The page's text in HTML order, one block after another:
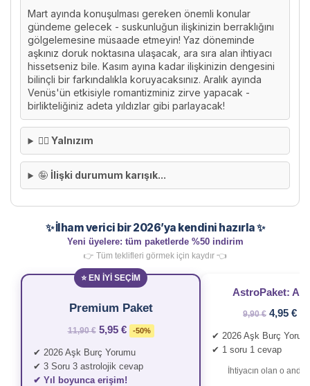
Mart ayında konuşulması gereken önemli konular
gündeme gelecek - suskunluğun ilişkinizin berraklığını
gölgelemesine müsaade etmeyin! Yaz döneminde
aşkınız doruk noktasına ulaşacak, ara sıra alan ihtiyacı
hissetseniz bile. Kasım ayına kadar ilişkinizin dengesini
bilinçli bir farkındalıkla koruyacaksınız. Aralık ayında
Venüs'ün etkisiyle romantizminiz zirve yapacak -
birlikteliğiniz adeta yıldızlar gibi parlayacak!
🙂‍↕️ Yalnızım
🤪 İlişki durumum karışık...
✨ İlham verici bir 2026’ya kendini hazırla ✨
Yeni üyelere: tüm paketlerde %50 indirim
👉 Tüm teklifleri görmek için kaydır 👈
⭐ EN İYİ SEÇİM
Premium Paket
11,90 € 5,95 € -50%
✔ 2026 Aşk Burç Yorumu
✔ 3 Soru 3 astrolojik cevap
✔ Yıl boyunca erişim!
AstroPaket:
9,90 € 4,95 €
✔ 2026 Aşk Burç
✔ 1 soru 1 cevap
İhtiyacın olan o anda